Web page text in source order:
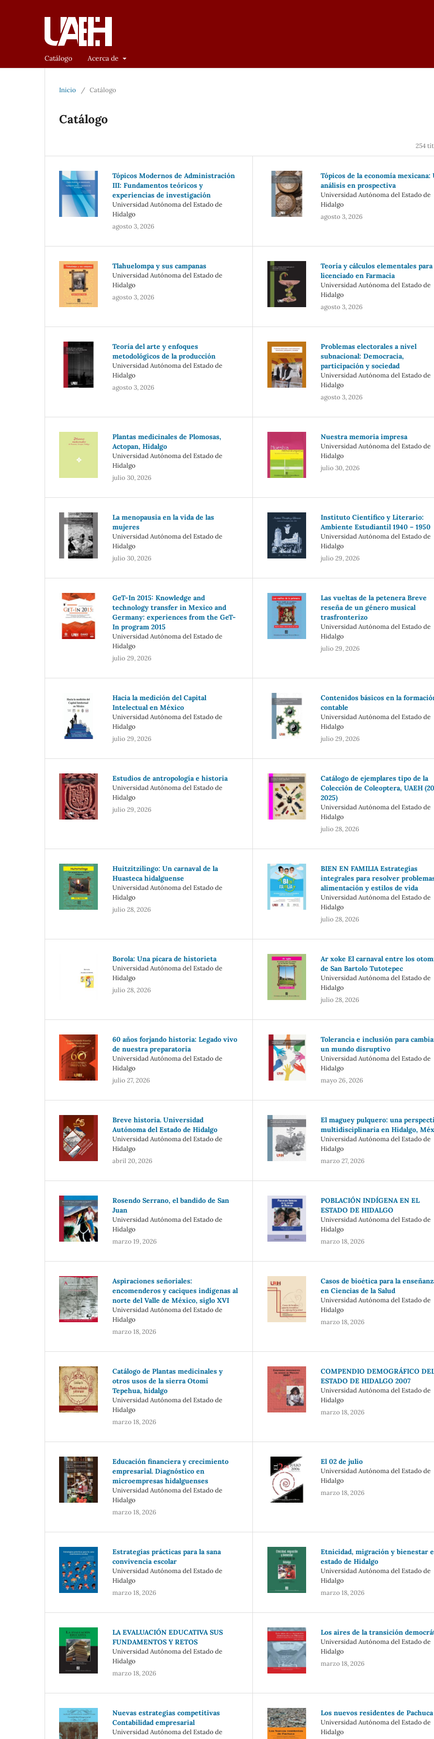
Catálogo Acerca de
Inicio / Catálogo
Catálogo
254
Tópicos Modernos de Administración
III: Fundamentos teóricos y
experiencias de investigación
Universidad Autónoma del Estado de
Hidalgo
agosto 3, 2026
Tópicos de la economía mexicana:
análisis en prospectiva
Universidad Autónoma del Estado de
Hidalgo
agosto 3, 2026
Tlahuelompa y sus campanas
Universidad Autónoma del Estado de
Hidalgo
agosto 3, 2026
Teoría y cálculos elementales
licenciado en Farmacia
Universidad Autónoma del Estado de
Hidalgo
agosto 3, 2026
Teoría del arte y enfoques
metodológicos de la producción
Universidad Autónoma del Estado de
Hidalgo
agosto 3, 2026
Problemas electorales a nivel
subnacional: Democracia,
participación y sociedad
Universidad Autónoma del Estado de
Hidalgo
agosto 3, 2026
Plantas medicinales de Plomosas,
Actopan, Hidalgo
Universidad Autónoma del Estado de
Hidalgo
julio 30, 2026
Nuestra memoria impresa
Universidad Autónoma del Estado de
Hidalgo
julio 30, 2026
La menopausia en la vida de las
mujeres
Universidad Autónoma del Estado de
Hidalgo
julio 30, 2026
Instituto Científico y Literario:
Ambiente Estudiantil 1940 – 1950
Universidad Autónoma del Estado de
Hidalgo
julio 29, 2026
GeT-In 2015: Knowledge and
technology transfer in Mexico and
Germany: experiences from the GeT-
In program 2015
Universidad Autónoma del Estado de
Hidalgo
julio 29, 2026
Las vueltas de la petenera Breve
reseña de un género musical
trasfronterizo
Universidad Autónoma del Estado de
Hidalgo
julio 29, 2026
Hacia la medición del Capital
Intelectual en México
Universidad Autónoma del Estado de
Hidalgo
julio 29, 2026
Contenidos básicos en la
contable
Universidad Autónoma del Estado de
Hidalgo
julio 29, 2026
Estudios de antropología e historia
Universidad Autónoma del Estado de
Hidalgo
julio 29, 2026
Catálogo de ejemplares tipo de la
Colección de Coleoptera, UAEH
2025)
Universidad Autónoma del Estado de
Hidalgo
julio 28, 2026
Huitzitzilingo: Un carnaval de la
Huasteca hidalguense
Universidad Autónoma del Estado de
Hidalgo
julio 28, 2026
BIEN EN FAMILIA Estrategias
integrales para resolver
alimentación y estilos de vida
Universidad Autónoma del Estado de
Hidalgo
julio 28, 2026
Borola: Una pícara de historieta
Universidad Autónoma del Estado de
Hidalgo
julio 28, 2026
Ar xoke El carnaval entre los
de San Bartolo Tutotepec
Universidad Autónoma del Estado de
Hidalgo
julio 28, 2026
60 años forjando historia: Legado vivo
de nuestra preparatoria
Universidad Autónoma del Estado de
Hidalgo
julio 27, 2026
Tolerancia e inclusión para
un mundo disruptivo
Universidad Autónoma del Estado de
Hidalgo
mayo 26, 2026
Breve historia. Universidad
Autónoma del Estado de Hidalgo
Universidad Autónoma del Estado de
Hidalgo
abril 20, 2026
El maguey pulquero: una
multidisciplinaria en Hidalgo,
Universidad Autónoma del Estado de
Hidalgo
marzo 27, 2026
Rosendo Serrano, el bandido de San
Juan
Universidad Autónoma del Estado de
Hidalgo
marzo 19, 2026
POBLACIÓN INDÍGENA EN EL
ESTADO DE HIDALGO
Universidad Autónoma del Estado de
Hidalgo
marzo 18, 2026
Aspiraciones señoriales:
encomenderos y caciques indígenas al
norte del Valle de México, siglo XVI
Universidad Autónoma del Estado de
Hidalgo
marzo 18, 2026
Casos de bioética para la
en Ciencias de la Salud
Universidad Autónoma del Estado de
Hidalgo
marzo 18, 2026
Catálogo de Plantas medicinales y
otros usos de la sierra Otomí
Tepehua, hidalgo
Universidad Autónoma del Estado de
Hidalgo
marzo 18, 2026
COMPENDIO DEMOGRÁFICO
ESTADO DE HIDALGO 2007
Universidad Autónoma del Estado de
Hidalgo
marzo 18, 2026
Educación financiera y crecimiento
empresarial. Diagnóstico en
microempresas hidalguenses
Universidad Autónoma del Estado de
Hidalgo
marzo 18, 2026
El 02 de julio
Universidad Autónoma del Estado de
Hidalgo
marzo 18, 2026
Estrategias prácticas para la sana
convivencia escolar
Universidad Autónoma del Estado de
Hidalgo
marzo 18, 2026
Etnicidad, migración y bienestar
estado de Hidalgo
Universidad Autónoma del Estado de
Hidalgo
marzo 18, 2026
LA EVALUACIÓN EDUCATIVA SUS
FUNDAMENTOS Y RETOS
Universidad Autónoma del Estado de
Hidalgo
marzo 18, 2026
Los aires de la transición
Universidad Autónoma del Estado de
Hidalgo
marzo 18, 2026
Nuevas estrategias competitivas
Contabilidad empresarial
Universidad Autónoma del Estado de
Los nuevos residentes de Pachuca
Universidad Autónoma del Estado de
Hidalgo